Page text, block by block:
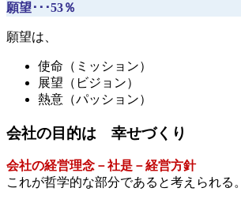
願望･･･53％
願望は、
使命（ミッション）
展望（ビジョン）
熱意（パッション）
会社の目的は 幸せづくり
会社の経営理念－社是－経営方針
これが哲学的な部分であると考えられる。